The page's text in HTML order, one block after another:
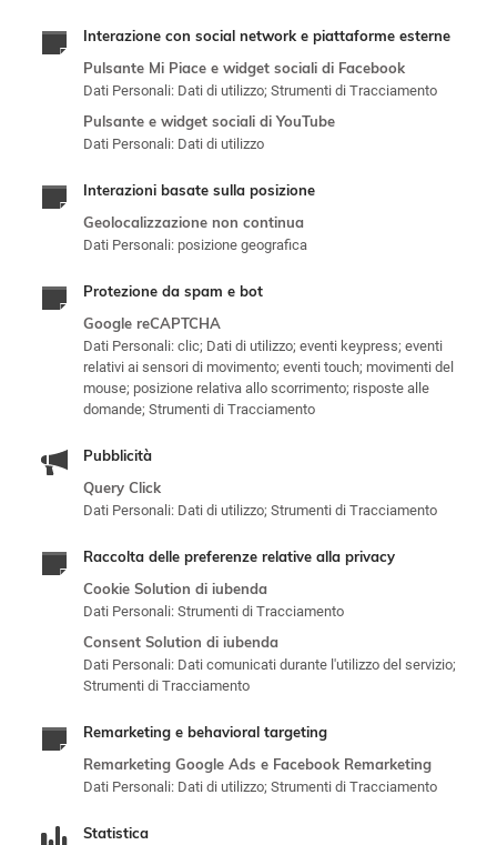
Interazione con social network e piattaforme esterne
Pulsante Mi Piace e widget sociali di Facebook
Dati Personali: Dati di utilizzo; Strumenti di Tracciamento
Pulsante e widget sociali di YouTube
Dati Personali: Dati di utilizzo
Interazioni basate sulla posizione
Geolocalizzazione non continua
Dati Personali: posizione geografica
Protezione da spam e bot
Google reCAPTCHA
Dati Personali: clic; Dati di utilizzo; eventi keypress; eventi
relativi ai sensori di movimento; eventi touch; movimenti del
mouse; posizione relativa allo scorrimento; risposte alle
domande; Strumenti di Tracciamento
Pubblicità
Query Click
Dati Personali: Dati di utilizzo; Strumenti di Tracciamento
Raccolta delle preferenze relative alla privacy
Cookie Solution di iubenda
Dati Personali: Strumenti di Tracciamento
Consent Solution di iubenda
Dati Personali: Dati comunicati durante l'utilizzo del servizio;
Strumenti di Tracciamento
Remarketing e behavioral targeting
Remarketing Google Ads e Facebook Remarketing
Dati Personali: Dati di utilizzo; Strumenti di Tracciamento
Statistica